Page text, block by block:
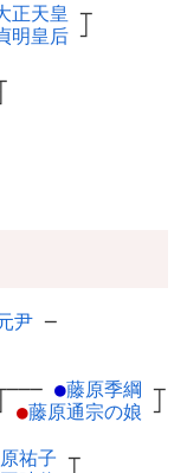
正天皇 ┬
明皇后 ┘
尹 ─
─── ●藤原季綱 ┬
●藤原通宗の娘 ┘
祐子 ┬